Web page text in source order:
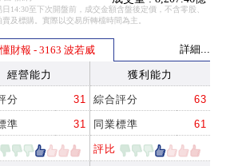
14:30至下次開盤前，成交金額含盤後定價，不含零股、
及標購。實際以交易所轉檔時間為主。
財報 - 3163 波若威 詳細...
經營能力 獲利能力
分 31 綜合評分 63
準 31 同業標準 61
評比